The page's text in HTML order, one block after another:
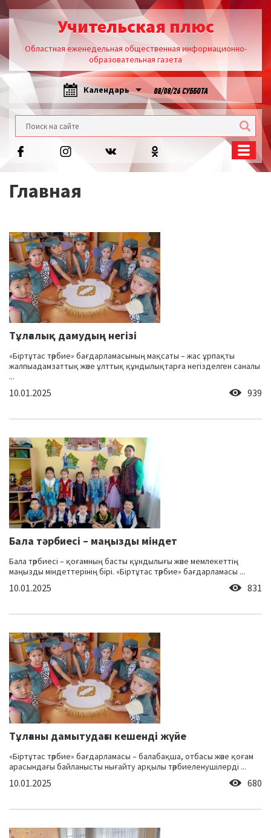
Учительская плюс
Областная еженедельная общественная информационно-
образовательная газета
Календарь 08/08/26 СУББОТА
Главная
Тұлғалық дамудың негізі
«Біртұтас тәрбие» бағдарламасының мақсаты – жас ұрпақты
жалпыадамзаттық және ұлттық құндылықтарға негізделген саналы
...
10.01.2025 939
Бала тәрбиесі – маңызды міндет
Бала тәрбиесі – қоғамның басты құндылығы және мемлекеттің
маңызды міндеттерінің бірі. «Біртұтас тәрбие» бағдарламасы ...
10.01.2025 831
Тұлғаны дамытудағы кешенді жүйе
«Біртұтас тәрбие» бағдарламасы – балабақша, отбасы және қоғам
арасындағы байланысты нығайту арқылы тәрбиеленушілерді ...
10.01.2025 680